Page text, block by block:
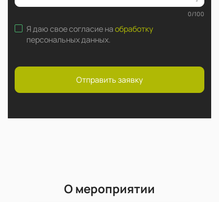
0/100
Я даю свое согласие наобработку
персональных данных.
Отправить заявку
О мероприятии